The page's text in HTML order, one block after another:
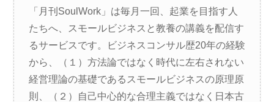
「月刊SoulWork」は毎月一回、起業を目指す人
たちへ、スモールビジネスと教養の講義を配信す
るサービスです。ビジネスコンサル歴20年の経験
から、（１）方法論ではなく時代に左右されない
経営理論の基礎であるスモールビジネスの原理原
則、（２）自己中心的な合理主義ではなく日本古